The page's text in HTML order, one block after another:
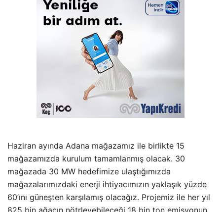
Haziran ayında Adana mağazamız ile birlikte 15
mağazamızda kurulum tamamlanmış olacak. 30
mağazada 30 MW hedefimize ulaştığımızda
mağazalarımızdaki enerji ihtiyacımızın yaklaşık yüzde
60’ını güneşten karşılamış olacağız. Projemiz ile her yıl
825 bin ağacın nötrleyebileceği 18 bin ton emisyonun